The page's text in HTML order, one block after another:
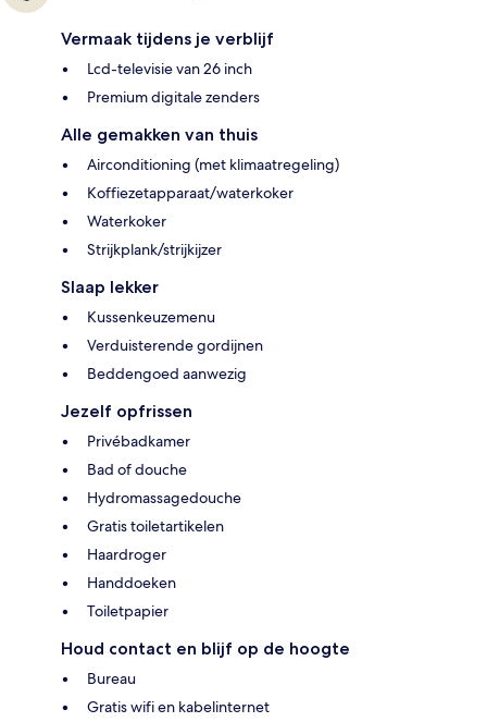
Vermaak tijdens je verblijf
Lcd-televisie van 26 inch
Premium digitale zenders
Alle gemakken van thuis
Airconditioning (met klimaatregeling)
Koffiezetapparaat/waterkoker
Waterkoker
Strijkplank/strijkijzer
Slaap lekker
Kussenkeuzemenu
Verduisterende gordijnen
Beddengoed aanwezig
Jezelf opfrissen
Privébadkamer
Bad of douche
Hydromassagedouche
Gratis toiletartikelen
Haardroger
Handdoeken
Toiletpapier
Houd contact en blijf op de hoogte
Bureau
Gratis wifi en kabelinternet